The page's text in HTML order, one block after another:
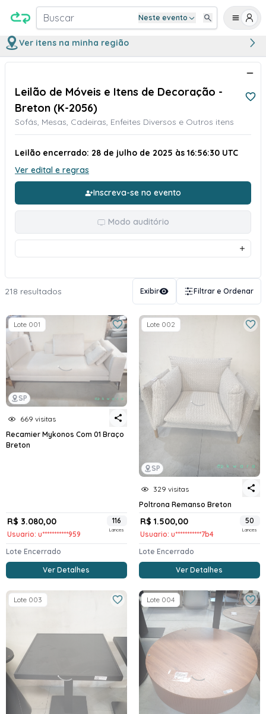
Buscar Neste evento
Ver itens na minha região
Leilão de Móveis e Itens de Decoração -
Breton (K-2056)
Sofás, Mesas, Cadeiras, Enfeites Diversos e Outros itens
Leilão encerrado: 28 de julho de 2025 às 16:56:30 UTC
Ver edital e regras
Inscreva-se no evento
Modo auditório
218 resultados Exibir Filtrar e Ordenar
SP
Lote 001
669 visitas
Recamier Mykonos Com 01 Braço
Breton
R$ 3.080,00
Usuario: u***********959
116
Lances
Lote Encerrado
Ver Detalhes
SP
Lote 002
329 visitas
Poltrona Remanso Breton
R$ 1.500,00
Usuario: u***********7b4
50
Lances
Lote Encerrado
Ver Detalhes
Lote 003 Lote 004